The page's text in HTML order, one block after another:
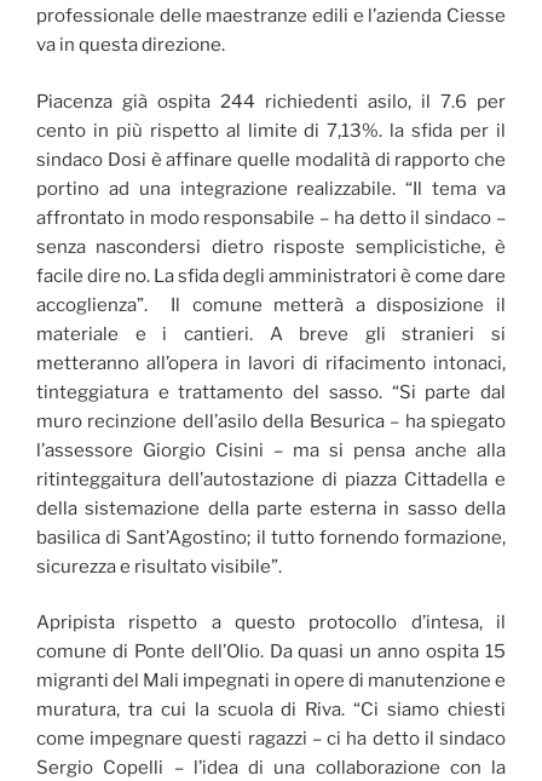
professionale delle maestranze edili e l’azienda Ciesse
va in questa direzione.
Piacenza già ospita 244 richiedenti asilo, il 7.6 per
cento in più rispetto al limite di 7,13%. la sfida per il
sindaco Dosi è affinare quelle modalità di rapporto che
portino ad una integrazione realizzabile. “Il tema va
affrontato in modo responsabile – ha detto il sindaco –
senza nascondersi dietro risposte semplicistiche, è
facile dire no. La sfida degli amministratori è come dare
accoglienza”. Il comune metterà a disposizione il
materiale e i cantieri. A breve gli stranieri si
metteranno all’opera in lavori di rifacimento intonaci,
tinteggiatura e trattamento del sasso. “Si parte dal
muro recinzione dell’asilo della Besurica – ha spiegato
l’assessore Giorgio Cisini – ma si pensa anche alla
ritinteggaitura dell’autostazione di piazza Cittadella e
della sistemazione della parte esterna in sasso della
basilica di Sant’Agostino; il tutto fornendo formazione,
sicurezza e risultato visibile”.
Apripista rispetto a questo protocollo d’intesa, il
comune di Ponte dell’Olio. Da quasi un anno ospita 15
migranti del Mali impegnati in opere di manutenzione e
muratura, tra cui la scuola di Riva. “Ci siamo chiesti
come impegnare questi ragazzi – ci ha detto il sindaco
Sergio Copelli – l’idea di una collaborazione con la